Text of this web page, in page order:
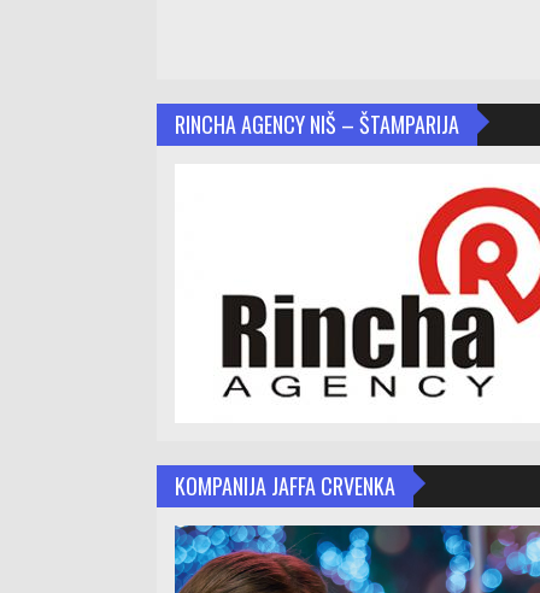
RINCHA AGENCY NIŠ – ŠTAMPARIJA
KOMPANIJA JAFFA CRVENKA